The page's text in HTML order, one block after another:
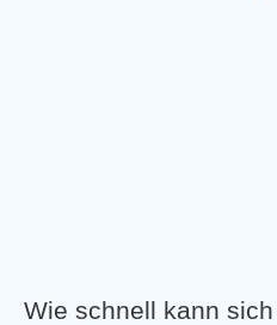
Wie schnell kann